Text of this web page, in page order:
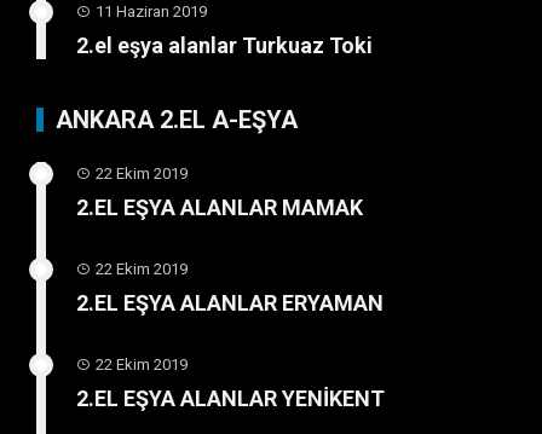
11 Haziran 2019
2.el eşya alanlar Turkuaz Toki
ANKARA 2.EL A-EŞYA
22 Ekim 2019
2.EL EŞYA ALANLAR MAMAK
22 Ekim 2019
2.EL EŞYA ALANLAR ERYAMAN
22 Ekim 2019
2.EL EŞYA ALANLAR YENİKENT